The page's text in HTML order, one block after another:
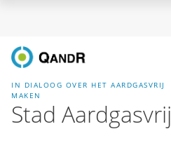
IN DIALOOG OVER HET AARDGASVRIJ
MAKEN
Stad Aardgasvrij